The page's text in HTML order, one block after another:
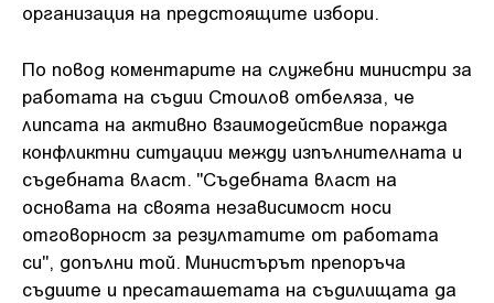
организация на предстоящите избори.
По повод коментарите на служебни министри за
работата на съдии Стоилов отбеляза, че
липсата на активно взаимодействие поражда
конфликтни ситуации между изпълнителната и
съдебната власт. "Съдебната власт на
основата на своята независимост носи
отговорност за резултатите от работата
си", допълни той. Министърът препоръча
съдиите и пресаташетата на съдилищата да